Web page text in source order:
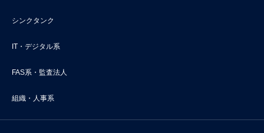
シンクタンク
IT・デジタル系
FAS系・監査法人
組織・人事系